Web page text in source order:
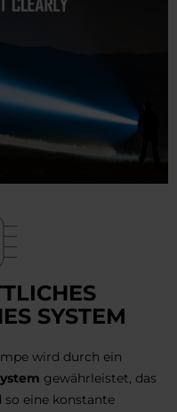
SYSTEM
wird durch ein
gewährleistet, das
eine konstante